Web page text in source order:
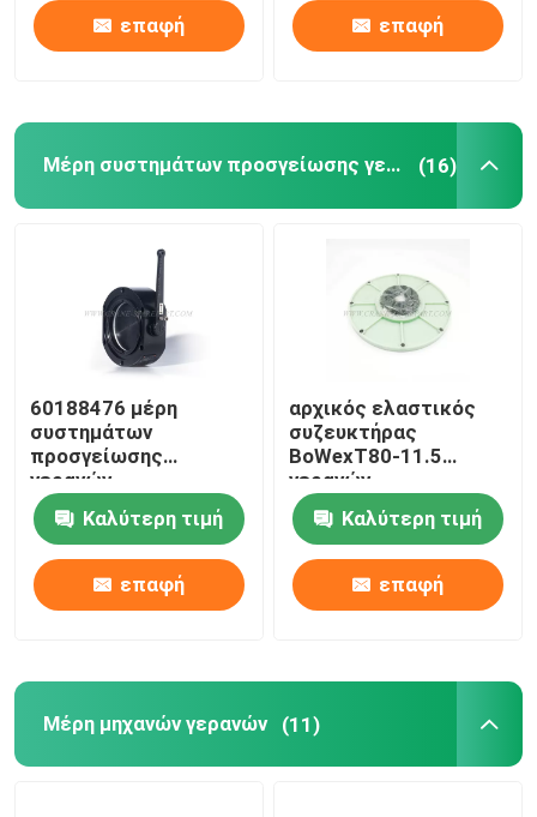
Μέρη αμαξιών γερανών
Φως γερανών
Σχοινί καλωδίων γερανών
επαφή επαφή
Μέρη συστημάτων προσγείωσης γερανών (16)
60188476 μέρη
συστημάτων
προσγείωσης
γερανών
μεταστρέφουν με το
χέρι τη βαλβίδα
αντιστροφής για
SANY JZF80FD
Καλύτερη τιμή
επαφή
αρχικός ελαστικός
συζευκτήρας
BoWexT80-11.5
γερανών
B221701000144 SANY
Καλύτερη τιμή
επαφή
Μέρη μηχανών γερανών (11)